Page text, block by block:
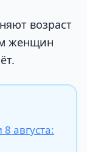
возраст
женщин
августа: